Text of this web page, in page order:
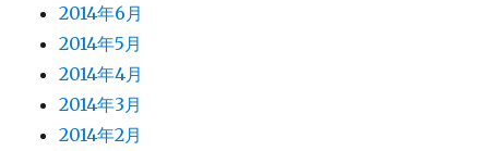
2014年6月
2014年5月
2014年4月
2014年3月
2014年2月